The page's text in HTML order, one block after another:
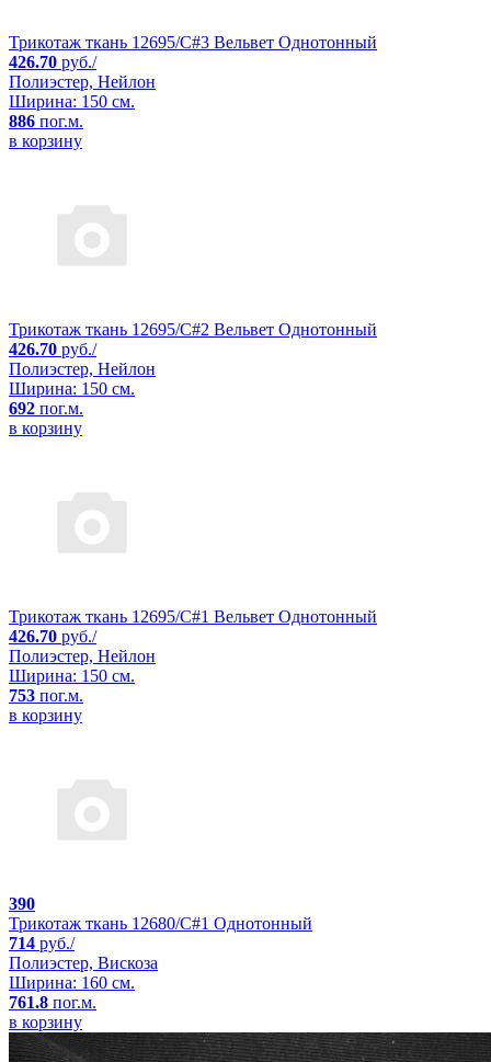
Трикотаж ткань 12695/C#3 Вельвет Однотонный
426.70 руб./
Полиэстер, Нейлон
Ширина: 150 см.
886 пог.м.
в корзину
Трикотаж ткань 12695/C#2 Вельвет Однотонный
426.70 руб./
Полиэстер, Нейлон
Ширина: 150 см.
692 пог.м.
в корзину
Трикотаж ткань 12695/C#1 Вельвет Однотонный
426.70 руб./
Полиэстер, Нейлон
Ширина: 150 см.
753 пог.м.
в корзину
390
Трикотаж ткань 12680/C#1 Однотонный
714 руб./
Полиэстер, Вискоза
Ширина: 160 см.
761.8 пог.м.
в корзину